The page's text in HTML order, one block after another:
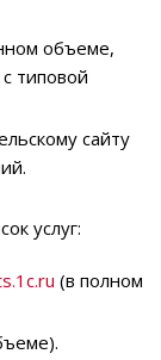
объеме,
типовой
сайту
услуг:
(в полном